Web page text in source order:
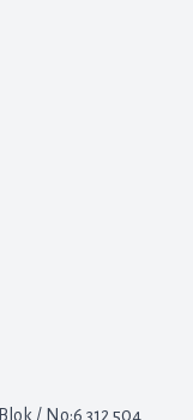
/ No:6 312 504